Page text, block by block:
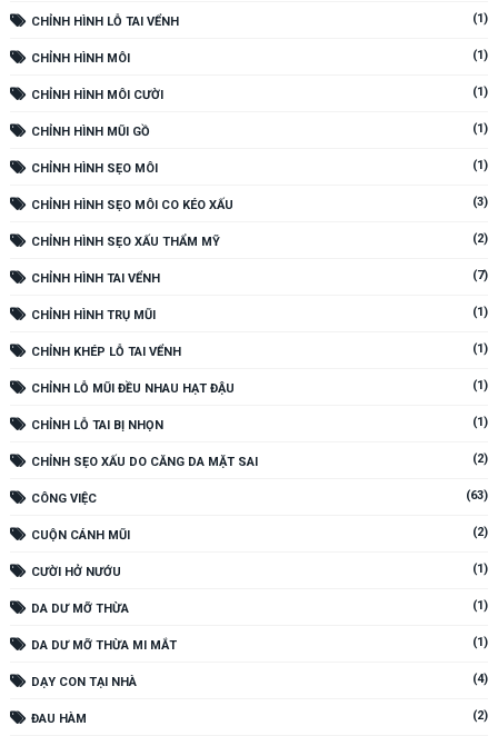
CHỈNH HÌNH LỖ TAI VỂNH (1)
CHỈNH HÌNH MÔI (1)
CHỈNH HÌNH MÔI CƯỜI (1)
CHỈNH HÌNH MŨI GỒ (1)
CHỈNH HÌNH SẸO MÔI (1)
CHỈNH HÌNH SẸO MÔI CO KÉO XẤU (3)
CHỈNH HÌNH SẸO XẤU THẨM MỸ (2)
CHỈNH HÌNH TAI VỂNH (7)
CHỈNH HÌNH TRỤ MŨI (1)
CHỈNH KHÉP LỖ TAI VỂNH (1)
CHỈNH LỖ MŨI ĐỀU NHAU HẠT ĐẬU (1)
CHỈNH LỖ TAI BỊ NHỌN (1)
CHỈNH SẸO XẤU DO CĂNG DA MẶT SAI (2)
CÔNG VIỆC (63)
CUỘN CÁNH MŨI (2)
CƯỜI HỞ NƯỚU (1)
DA DƯ MỠ THỪA (1)
DA DƯ MỠ THỪA MI MẮT (1)
DẠY CON TẠI NHÀ (4)
ĐAU HÀM (2)